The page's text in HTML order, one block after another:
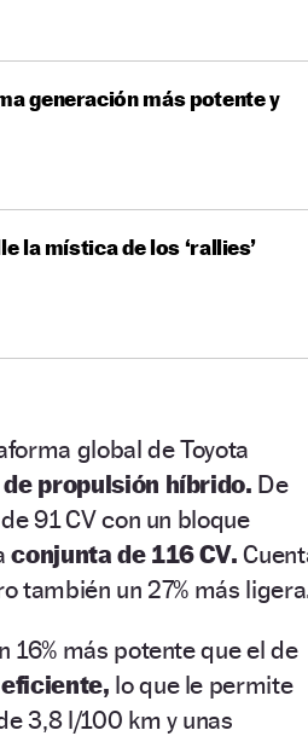
generación más potente y
la mística de los ‘rallies’
global de Toyota
propulsión híbrido. De
91 CV con un bloque
conjunta de 116 CV.
también un 27% más
16% más potente que el de
eficiente, lo que le permite
3,8 l/100 km y unas